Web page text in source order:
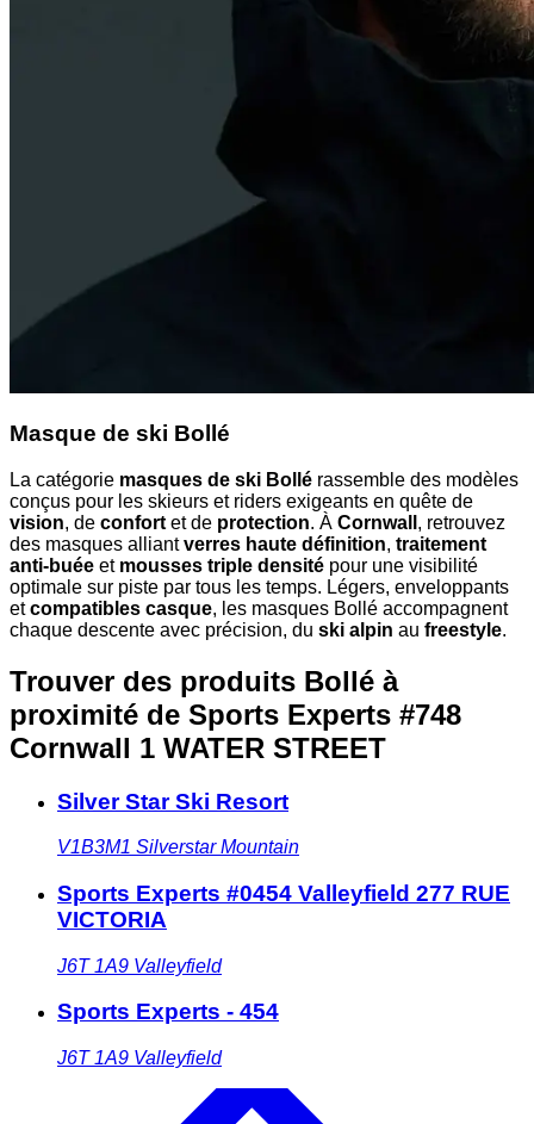
Masque de ski Bollé
La catégorie masques de ski Bollé rassemble des modèles
conçus pour les skieurs et riders exigeants en quête de
vision, de confort et de protection. À Cornwall , retrouvez
des masques alliantverres haute définition, traitement
anti-buée et mousses triple densité pour une visibilité
optimale sur piste par tous les temps. Légers, enveloppants
etcompatibles casque, les masques Bollé accompagnent
chaque descente avec précision, du ski alpin au freestyle.
Trouver des produits Bollé à
proximité de Sports Experts #748
Cornwall 1 WATER STREET
Silver Star Ski Resort
V1B3M1 Silverstar Mountain
Sports Experts #0454 Valleyfield 277 RUE
VICTORIA
J6T 1A9 Valleyfield
Sports Experts - 454
J6T 1A9 Valleyfield